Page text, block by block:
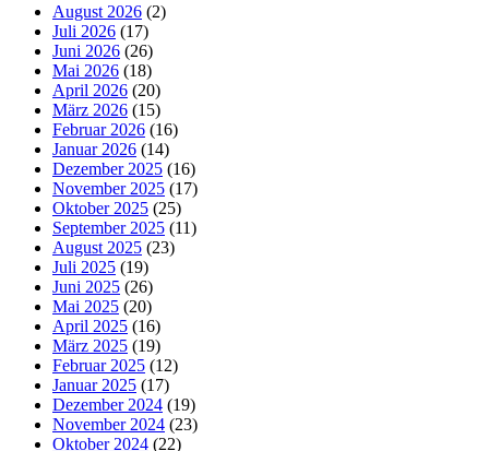
August 2026 (2)
Juli 2026 (17)
Juni 2026 (26)
Mai 2026 (18)
April 2026 (20)
März 2026 (15)
Februar 2026 (16)
Januar 2026 (14)
Dezember 2025 (16)
November 2025 (17)
Oktober 2025 (25)
September 2025 (11)
August 2025 (23)
Juli 2025 (19)
Juni 2025 (26)
Mai 2025 (20)
April 2025 (16)
März 2025 (19)
Februar 2025 (12)
Januar 2025 (17)
Dezember 2024 (19)
November 2024 (23)
Oktober 2024 (22)